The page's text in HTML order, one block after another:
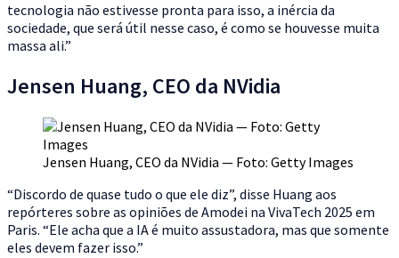
tecnologia não estivesse pronta para isso, a inércia da
sociedade, que será útil nesse caso, é como se houvesse muita
massa ali.”
Jensen Huang, CEO da NVidia
Jensen Huang, CEO da NVidia — Foto: Getty Images
“Discordo de quase tudo o que ele diz”, disse Huang aos
repórteres sobre as opiniões de Amodei na VivaTech 2025 em
Paris. “Ele acha que a IA é muito assustadora, mas que somente
eles devem fazer isso.”